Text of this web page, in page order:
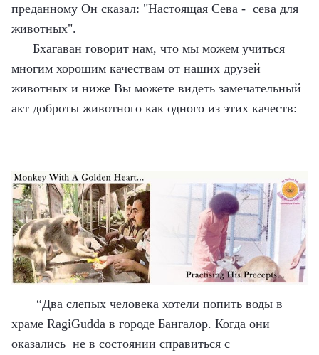
преданному Он сказал: "Настоящая Сева - сева для
животных".
Бхагаван говорит нам, что мы можем учиться
многим хорошим качествам от наших друзей
животных и ниже Вы можете видеть замечательный
акт доброты животного как одного из этих качеств:
“Два слепых человека хотели попить воды в
храме RagiGudda в городе Бангалор. Когда они
оказались не в состоянии справиться с